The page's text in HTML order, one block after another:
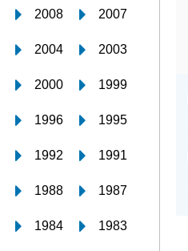
2008 2007
2004 2003
2000 1999
1996 1995
1992 1991
1988 1987
1984 1983